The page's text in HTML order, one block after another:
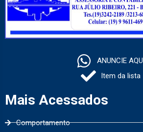
ANUNCIE AQUI
Item da lista
Mais Acessados
Comportamento